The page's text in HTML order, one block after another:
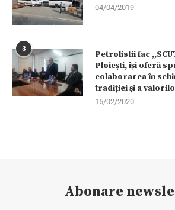
04/04/2019
3
Petrolistii fac
Ploiești, își oferă
colaborarea în
tradiției și a
15/02/2020
Abonare